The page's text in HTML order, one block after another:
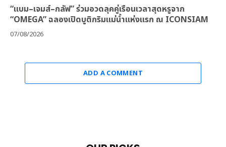
“แบม–เจมส์–กลัฟ” ร่วมอวดลุคคู่เรือนเวลาสุดหรูจาก
“OMEGA” ฉลองเปิดบูติกริมแม่น้ำแห่งแรก ณ ICONSIAM
07/08/2026
ADD A COMMENT